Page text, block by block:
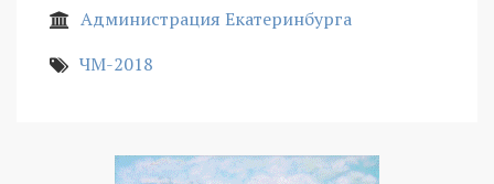
Администрация Екатеринбурга
ЧМ-2018